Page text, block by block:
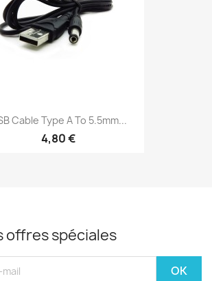
Cable Type A To 5.5mm...
4,80 €
offres spéciales